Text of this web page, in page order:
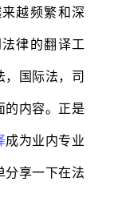
越频繁和深
律的翻译工
，国际法，司
的内容。正是
成为业内专业
分享一下在法